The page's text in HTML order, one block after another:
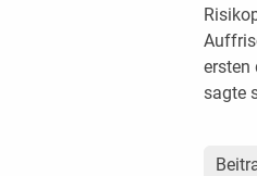
ersten
sagte